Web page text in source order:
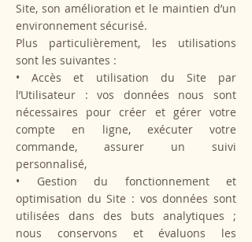
Site, son amélioration et le maintien d’un
environnement sécurisé.
Plus particulièrement, les utilisations
sont les suivantes :
• Accès et utilisation du Site par
l’Utilisateur : vos données nous sont
nécessaires pour créer et gérer votre
compte en ligne, exécuter votre
commande, assurer un suivi
personnalisé,
• Gestion du fonctionnement et
optimisation du Site : vos données sont
utilisées dans des buts analytiques ;
nous conservons et évaluons les